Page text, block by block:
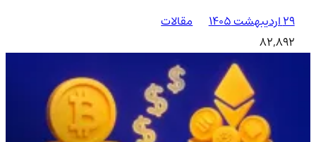
۲۹ اردیبهشت ۱۴۰۵
مقالات
82,892